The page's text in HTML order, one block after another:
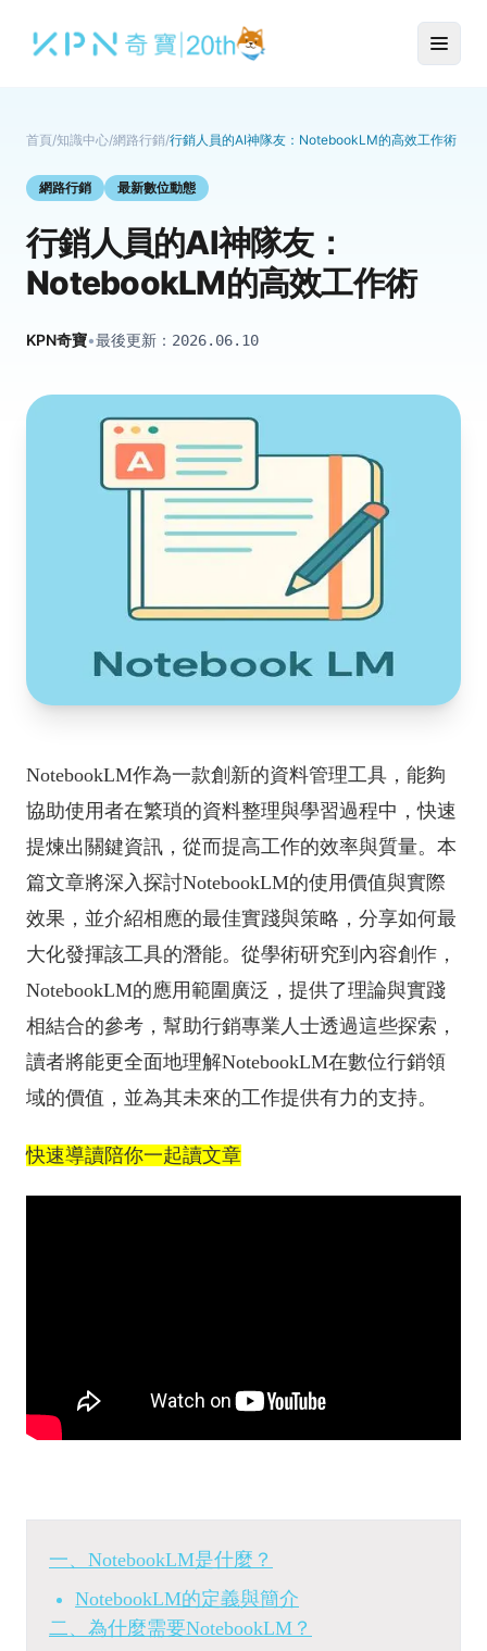
首頁/知識中心/網路行銷/行銷人員的AI神隊友：NotebookLM的高效工作術
網路行銷 最新數位動態
行銷人員的AI神隊友：
NotebookLM的高效工作術
KPN奇寶•最後更新： 2026.06.10
NotebookLM作為一款創新的資料管理工具，能夠
協助使用者在繁瑣的資料整理與學習過程中，快速
提煉出關鍵資訊，從而提高工作的效率與質量。本
篇文章將深入探討NotebookLM的使用價值與實際
效果，並介紹相應的最佳實踐與策略，分享如何最
大化發揮該工具的潛能。從學術研究到內容創作，
NotebookLM的應用範圍廣泛，提供了理論與實踐
相結合的參考，幫助行銷專業人士透過這些探索，
讀者將能更全面地理解NotebookLM在數位行銷領
域的價值，並為其未來的工作提供有力的支持。
快速導讀陪你一起讀文章
一、NotebookLM是什麼？
NotebookLM的定義與簡介
二、為什麼需要NotebookLM？